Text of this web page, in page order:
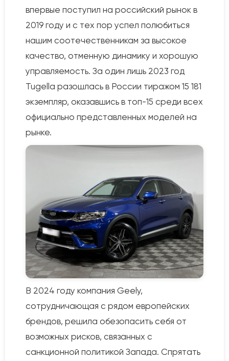
впервые поступил на российский рынок в
2019 году и с тех пор успел полюбиться
нашим соотечественникам за высокое
качество, отменную динамику и хорошую
управляемость. За один лишь 2023 год
Tugella разошлась в России тиражом 15 181
экземпляр, оказавшись в топ-15 среди всех
официально представленных моделей на
рынке.
В 2024 году компания Geely,
сотрудничающая с рядом европейских
брендов, решила обезопасить себя от
возможных рисков, связанных с
санкционной политикой Запада. Спрятать